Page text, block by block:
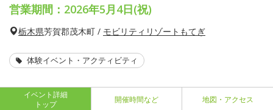
営業期間：2026年5月4日(祝)
栃木県芳賀郡茂木町 / モビリティリゾートもてぎ
体験イベント・アクティビティ
イベント詳細
トップ
開催時間など 地図・アクセス